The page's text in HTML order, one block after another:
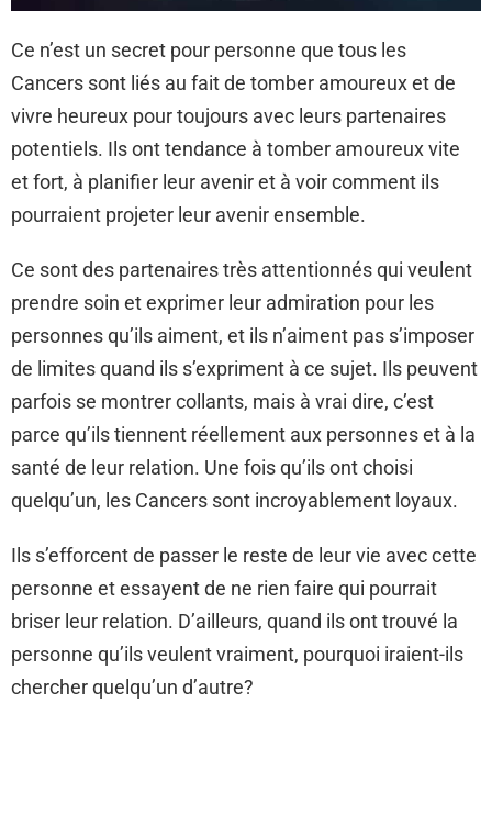
Ce n’est un secret pour personne que tous les
Cancers sont liés au fait de tomber amoureux et de
vivre heureux pour toujours avec leurs partenaires
potentiels. Ils ont tendance à tomber amoureux vite
et fort, à planifier leur avenir et à voir comment ils
pourraient projeter leur avenir ensemble.
Ce sont des partenaires très attentionnés qui veulent
prendre soin et exprimer leur admiration pour les
personnes qu’ils aiment, et ils n’aiment pas s’imposer
de limites quand ils s’expriment à ce sujet. Ils peuvent
parfois se montrer collants, mais à vrai dire, c’est
parce qu’ils tiennent réellement aux personnes et à la
santé de leur relation. Une fois qu’ils ont choisi
quelqu’un, les Cancers sont incroyablement loyaux.
Ils s’efforcent de passer le reste de leur vie avec cette
personne et essayent de ne rien faire qui pourrait
briser leur relation. D’ailleurs, quand ils ont trouvé la
personne qu’ils veulent vraiment, pourquoi iraient-ils
chercher quelqu’un d’autre?